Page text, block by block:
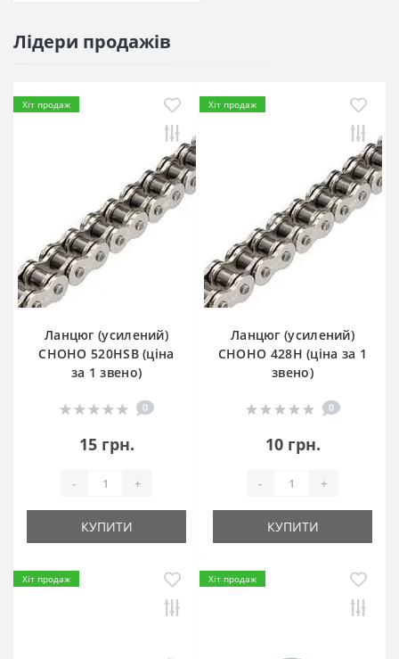
Лідери продажів
Хіт продаж
Ланцюг (усилений)
СHOHO 520HSB (ціна
за 1 звено)
0
15 грн.
- +
КУПИТИ
Хіт продаж
Ланцюг (усилений)
СHOHO 428H (ціна за 1
звено)
0
10 грн.
- +
КУПИТИ
Хіт продаж Хіт продаж